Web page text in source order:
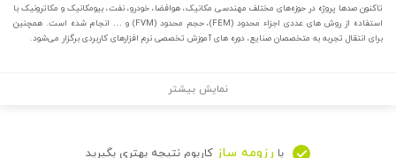
تاکنون صدها پروژه در حوزه‌های مختلف مهندسی مکانیک، هوافضا، خودرو، نفت، بیومکانیک و مکاترونیک با
استفاده از روش های عددی اجزاء محدود (FEM)، حجم محدود (FVM) و … انجام شده است. همچنین
برای انتقال تجربه به متخصصان صنایع، دوره های آموزش تخصصی نرم افزارهای کاربردی برگزار می‌شود.
نمایش بیشتر
با رزومه ساز کاربوم نتیجه بهتری بگیرید